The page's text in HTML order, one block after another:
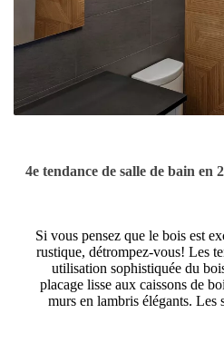
4e tendance de salle de bain en
Si vous pensez que le bois est
rustique, détrompez-vous! Les
utilisation sophistiquée du
placage lisse aux caissons de
murs en lambris élégants. Les